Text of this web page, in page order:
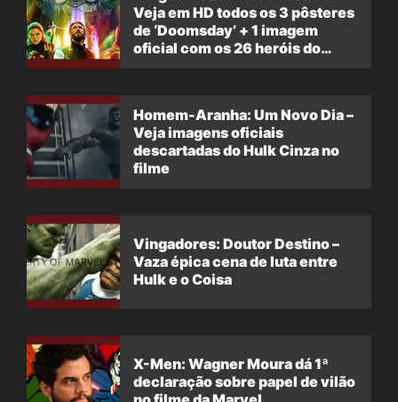
Veja em HD todos os 3 pôsteres
de ‘Doomsday’ + 1 imagem
oficial com os 26 heróis do
Homem-Aranha: Um Novo Dia –
Veja imagens oficiais
descartadas do Hulk Cinza no
filme
Vingadores: Doutor Destino –
Vaza épica cena de luta entre
Hulk e o Coisa
X-Men: Wagner Moura dá 1ª
declaração sobre papel de vilão